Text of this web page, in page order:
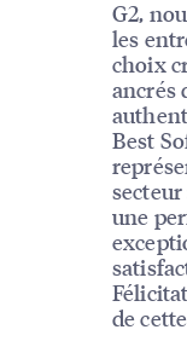
G2,
les
choix
ancrés
Best
une
de